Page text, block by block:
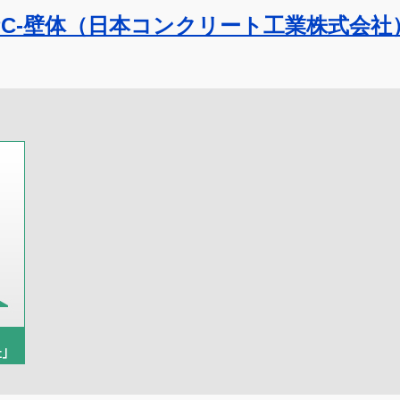
壁体（日本コンクリート工業株式会社